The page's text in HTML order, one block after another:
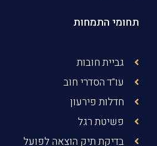
תחומי התמחות
גביית חובות
עו"ד הסדרי חוב
חדלות פירעון
פשיטת רגל
בדיקת תיק הוצאה לפועל